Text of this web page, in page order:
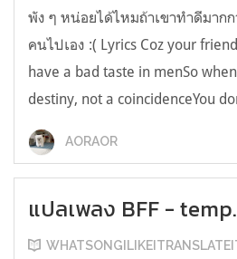
พัง ๆ หน่อยได้ไหมถ้าเขาทำดีมาก
คนไปเอง :( Lyrics Coz your
have a bad taste in menSo
destiny, not a coincidenceYou
AORAOR
แปลเพลง BFF - temp.